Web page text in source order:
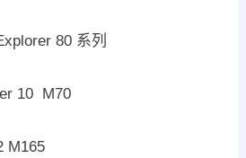
80 系列
10 M70
M165